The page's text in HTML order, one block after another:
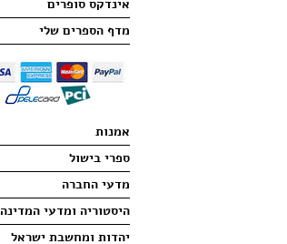
אינדקס סופרים
מדף הספרים שלי
אמנות
ספרי בישול
מדעי החברה
היסטוריה ומדעי המדינה
יהדות ומחשבת ישראל